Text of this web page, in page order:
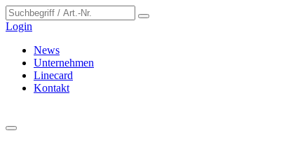
Login
News
Unternehmen
Linecard
Kontakt
Cookie-Einstellungen